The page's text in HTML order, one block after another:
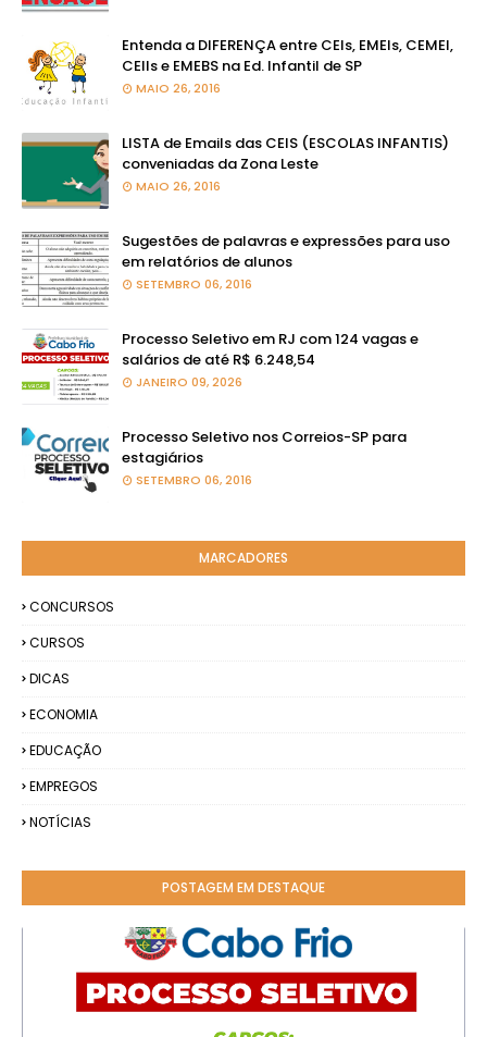
Entenda a DIFERENÇA entre CEIs, EMEIs, CEMEI,
CEIIs e EMEBS na Ed. Infantil de SP
MAIO 26, 2016
LISTA de Emails das CEIS (ESCOLAS INFANTIS)
conveniadas da Zona Leste
MAIO 26, 2016
Sugestões de palavras e expressões para uso
em relatórios de alunos
SETEMBRO 06, 2016
Processo Seletivo em RJ com 124 vagas e
salários de até R$ 6.248,54
JANEIRO 09, 2026
Processo Seletivo nos Correios-SP para
estagiários
SETEMBRO 06, 2016
MARCADORES
CONCURSOS
CURSOS
DICAS
ECONOMIA
EDUCAÇÃO
EMPREGOS
NOTÍCIAS
POSTAGEM EM DESTAQUE